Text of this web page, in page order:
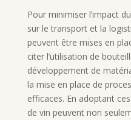
Pour minimiser l’impact
sur le transport et la
peuvent être mises en
citer l’utilisation de
développement de
la mise en place de
efficaces. En adoptant
de vin peuvent non